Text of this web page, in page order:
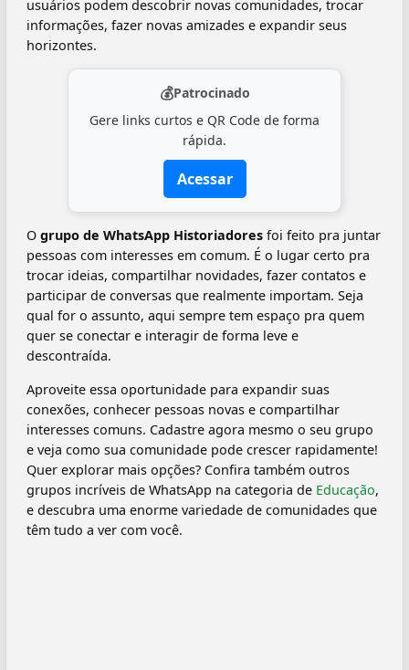
usuários podem descobrir novas comunidades, trocar
informações, fazer novas amizades e expandir seus
horizontes.
💰Patrocinado
Gere links curtos e QR Code de forma
rápida.
Acessar
O grupo de WhatsApp Historiadores foi feito pra juntar
pessoas com interesses em comum. É o lugar certo pra
trocar ideias, compartilhar novidades, fazer contatos e
participar de conversas que realmente importam. Seja
qual for o assunto, aqui sempre tem espaço pra quem
quer se conectar e interagir de forma leve e
descontraída.
Aproveite essa oportunidade para expandir suas
conexões, conhecer pessoas novas e compartilhar
interesses comuns. Cadastre agora mesmo o seu grupo
e veja como sua comunidade pode crescer rapidamente!
Quer explorar mais opções? Confira também outros
grupos incríveis de WhatsApp na categoria de Educação,
e descubra uma enorme variedade de comunidades que
têm tudo a ver com você.